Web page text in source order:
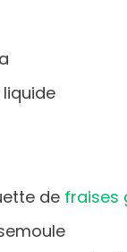
de fraises